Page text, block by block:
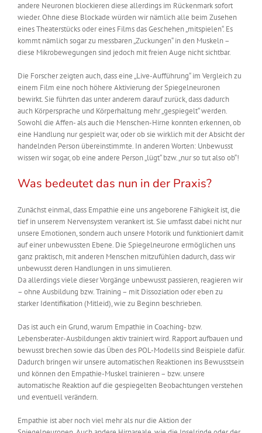
andere Neuronen blockieren diese allerdings im Rückenmark sofort
wieder. Ohne diese Blockade würden wir nämlich alle beim Zusehen
eines Theaterstücks oder eines Films das Geschehen „mitspielen“. Es
kommt nämlich sogar zu messbaren „Zuckungen“ in den Muskeln –
diese Mikrobewegungen sind jedoch mit freien Auge nicht sichtbar.
Die Forscher zeigten auch, dass eine „Live-Aufführung“ im Vergleich zu
einem Film eine noch höhere Aktivierung der Spiegelneuronen
bewirkt. Sie führten das unter anderem darauf zurück, dass dadurch
auch Körpersprache und Körperhaltung mehr „gespiegelt“ werden.
Sowohl die Affen- als auch die Menschen-Hirne konnten erkennen, ob
eine Handlung nur gespielt war, oder ob sie wirklich mit der Absicht der
handelnden Person übereinstimmte. In anderen Worten: Unbewusst
wissen wir sogar, ob eine andere Person „lügt“ bzw. „nur so tut also ob“!
Was bedeutet das nun in der Praxis?
Zunächst einmal, dass Empathie eine uns angeborene Fähigkeit ist, die
tief in unserem Nervensystem verankert ist. Sie umfasst dabei nicht nur
unsere Emotionen, sondern auch unsere Motorik und funktioniert damit
auf einer unbewussten Ebene. Die Spiegelneurone ermöglichen uns
ganz praktisch, mit anderen Menschen mitzufühlen dadurch, dass wir
unbewusst deren Handlungen in uns simulieren.
Da allerdings viele dieser Vorgänge unbewusst passieren, reagieren wir
– ohne Ausbildung bzw. Training – mit Dissoziation oder eben zu
starker Identifikation (Mitleid), wie zu Beginn beschrieben.
Das ist auch ein Grund, warum Empathie in Coaching- bzw.
Lebensberater-Ausbildungen aktiv trainiert wird. Rapport aufbauen und
bewusst brechen sowie das Üben des POL-Modells sind Beispiele dafür.
Dadurch bringen wir unsere automatischen Reaktionen ins Bewusstsein
und können den Empathie-Muskel trainieren – bzw. unsere
automatische Reaktion auf die gespiegelten Beobachtungen verstehen
und eventuell verändern.
Empathie ist aber noch viel mehr als nur die Aktion der